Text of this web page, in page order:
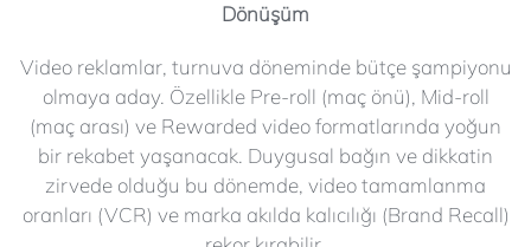
Dönüşüm
Video reklamlar, turnuva döneminde bütçe şampiyonu
olmaya aday. Özellikle Pre-roll (maç önü), Mid-roll
(maç arası) ve Rewarded video formatlarında yoğun
bir rekabet yaşanacak. Duygusal bağın ve dikkatin
zirvede olduğu bu dönemde, video tamamlanma
oranları (VCR) ve marka akılda kalıcılığı (Brand Recall)